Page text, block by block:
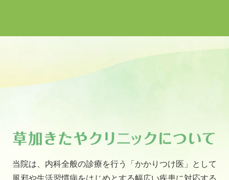
当院は、内科全般の診療を行う「かかりつけ医」として
風邪や生活習慣病をはじめとする幅広い疾患に対応する